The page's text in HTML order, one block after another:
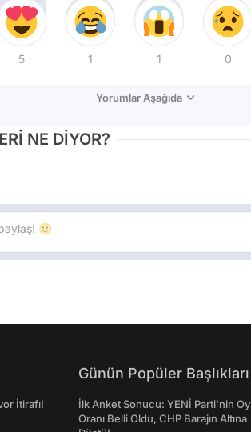
5 1 1 0
Yorumlar Aşağıda
NE DİYOR?
İtirafı!
Günün Popüler Başlıkları
İlk Anket Sonucu: YENİ Parti'nin Oy
Oranı Belli Oldu, CHP Barajın Altına